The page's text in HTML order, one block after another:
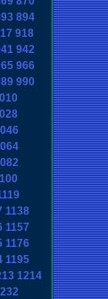
894
918
942
966
990
1138
1157
1176
1195
1214